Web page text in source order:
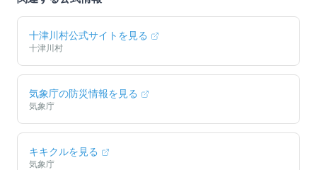
十津川村公式サイトを見る
十津川村
気象庁の防災情報を見る
気象庁
キキクルを見る
気象庁